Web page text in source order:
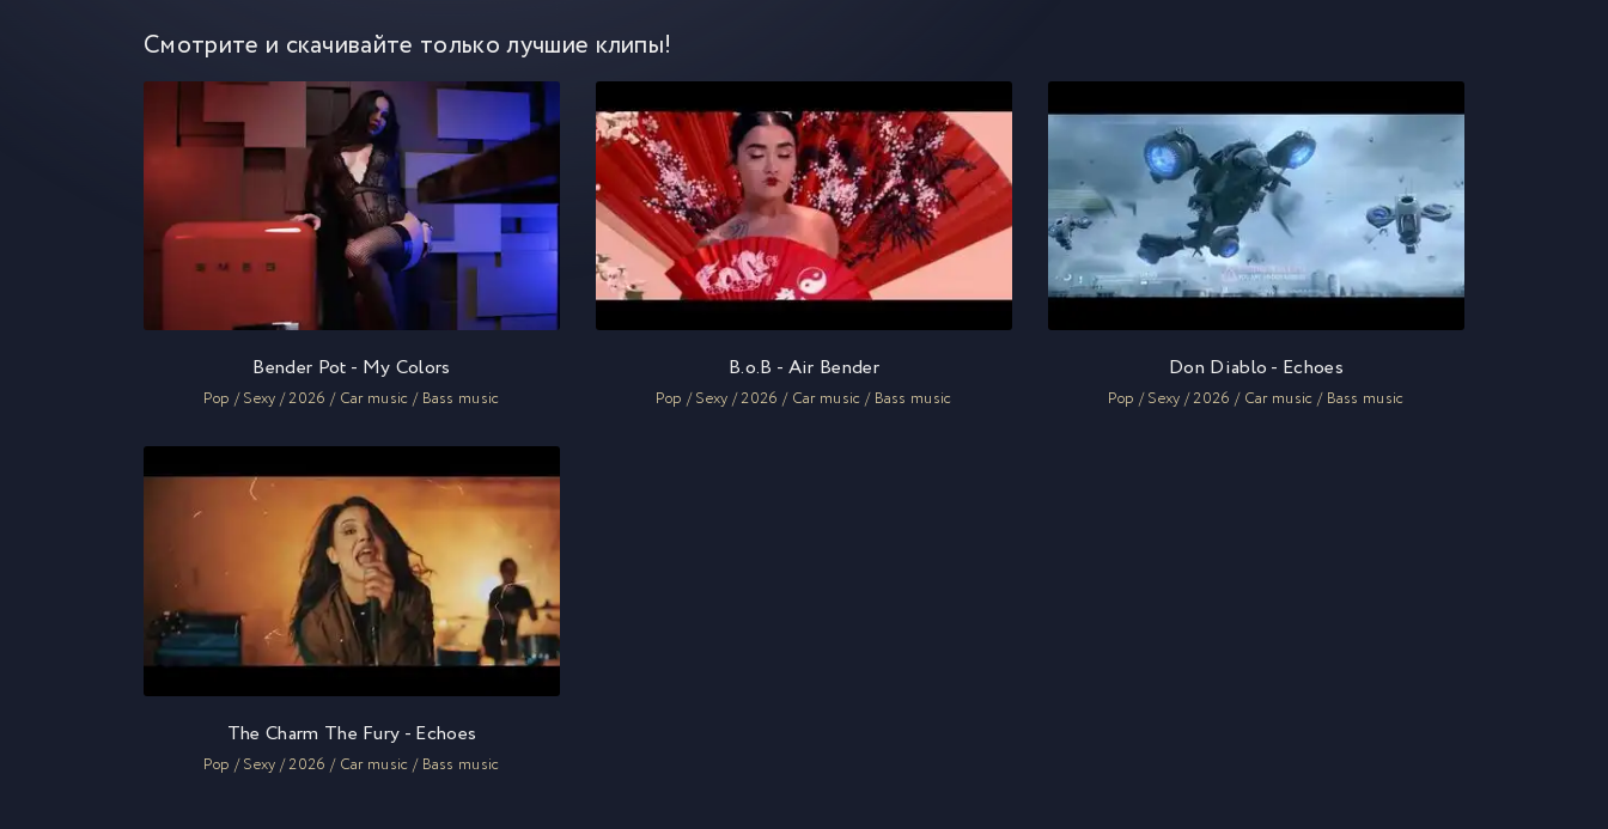
Смотрите и скачивайте только лучшие клипы!
Bender Pot - My Colors
Pop / Sexy / 2026 / Car music / Bass music
B.o.B - Air Bender
Pop / Sexy / 2026 / Car music / Bass music
Don Diablo - Echoes
Pop / Sexy / 2026 / Car music / Bass music
The Charm The Fury - Echoes
Pop / Sexy / 2026 / Car music / Bass music